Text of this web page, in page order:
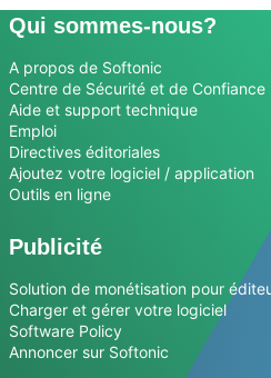
Qui sommes-nous?
A propos de Softonic
Centre de Sécurité et de Confiance
Aide et support technique
Emploi
Directives éditoriales
Ajoutez votre logiciel / application
Outils en ligne
Publicité
Solution de monétisation pour
Charger et gérer votre logiciel
Software Policy
Annoncer sur Softonic